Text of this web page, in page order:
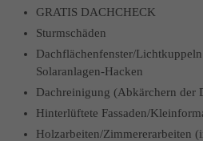
GRATIS DACHCHECK
Sturmschäden
Dachflächenfenster/
Solaranlagen-Hacken
Dachreinigung (Abkärchern der
Hinterlüftete Fassaden/
Holzarbeiten/Zimmererarbeiten